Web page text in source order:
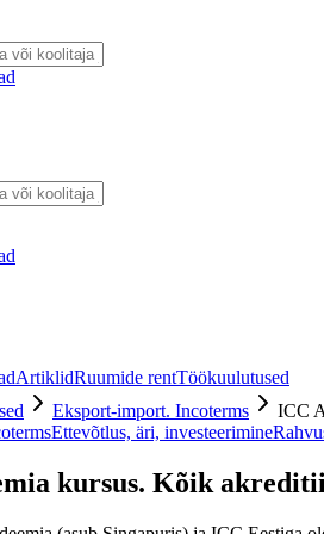
ArtiklidRuumide rentTöökuulutused
Eksport-import. Incoterms
ICC
Ettevõtlus, äri, investeerimine
kursus. Kõik